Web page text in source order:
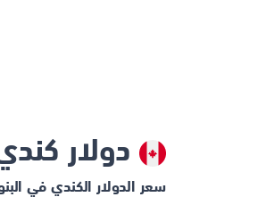
دولار
سعر الدولار الكندي في